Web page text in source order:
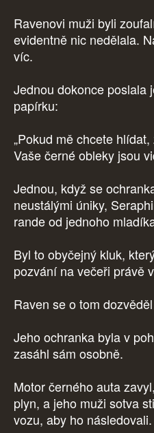
Ravenovi muži byli
evidentně nic nedělala.
víc.
Jednou dokonce poslala
papírku:
„Pokud mě chcete
Vaše černé obleky jsou
Jednou, když se
neustálými úniky,
rande od jednoho
Byl to obyčejný kluk,
pozvání na večeři právě
Raven se o tom
Jeho ochranka byla v
zasáhl sám osobně.
Motor černého auta
plyn, a jeho muži sotva
vozu, aby ho následovali.